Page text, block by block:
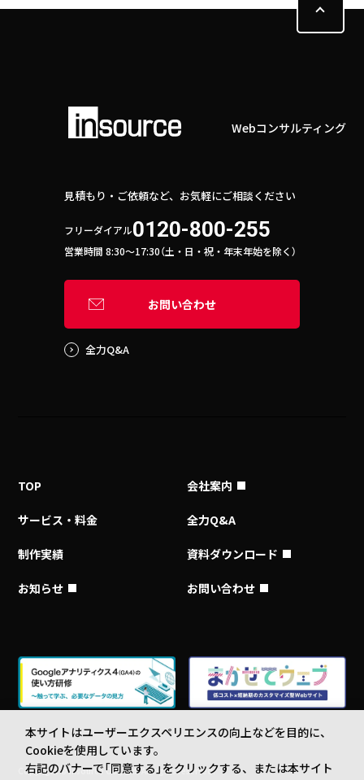
本サイトはユーザーエクスペリエンスの向上などを目的に、
Cookieを使用しています。
右記のバナーで「同意する」をクリックする、または本サイト
Webコンサルティング
見積もり・ご依頼など、お気軽にご相談ください
フリーダイアル0120-800-255
営業時間 8:30〜17:30（土・日・祝・年末年始を除く）
お問い合わせ
全力Q&A
TOP
サービス・料金
制作実績
お知らせ
会社案内
全力Q&A
資料ダウンロード
お問い合わせ
Copyright © Insource Co., Ltd. All rights reserved.